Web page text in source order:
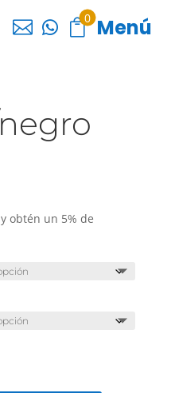
  
0 Menú
obtén un 5% de